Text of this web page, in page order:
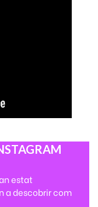
estat
a descobrir com